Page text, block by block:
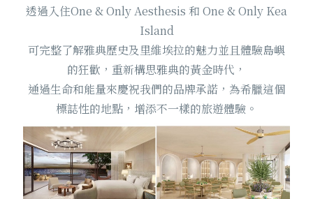
透過入住One & Only Aesthesis 和 One & Only Kea
Island
可完整了解雅典歷史及里維埃拉的魅力並且體驗島嶼
的狂歡，重新構思雅典的黃金時代，
通過生命和能量來慶祝我們的品牌承諾，為希臘這個
標誌性的地點，增添不一樣的旅遊體驗。